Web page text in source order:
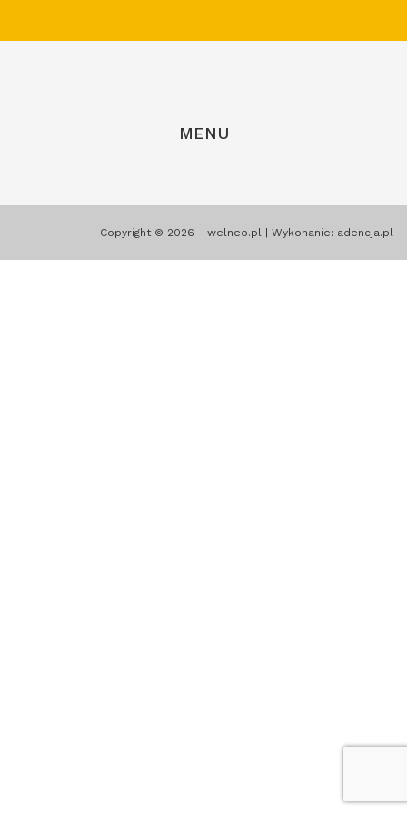
MENU
Copyright © 2026 - welneo.pl | Wykonanie: adencja.pl